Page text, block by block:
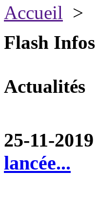
Accueil >
Flash Infos
Actualités
25-11-2019
lancée...